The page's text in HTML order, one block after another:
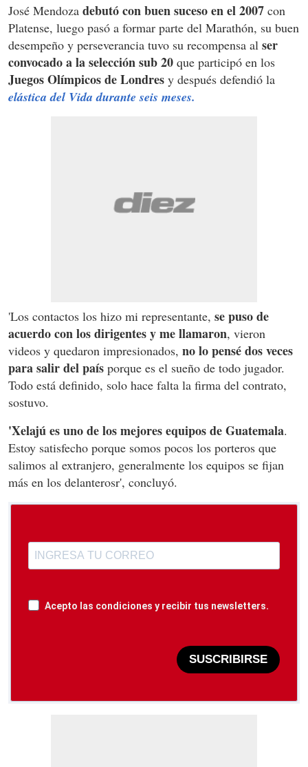
José Mendoza debutó con buen suceso en el 2007 con
Platense, luego pasó a formar parte del Marathón, su buen
desempeño y perseverancia tuvo su recompensa al ser
convocado a la selección sub 20 que participó en los
Juegos Olímpicos de Londres y después defendió la
elástica del Vida durante seis meses.
'Los contactos los hizo mi representante, se puso de
acuerdo con los dirigentes y me llamaron, vieron
videos y quedaron impresionados, no lo pensé dos veces
para salir del país porque es el sueño de todo jugador.
Todo está definido, solo hace falta la firma del contrato,
sostuvo.
'Xelajú es uno de los mejores equipos de Guatemala.
Estoy satisfecho porque somos pocos los porteros que
salimos al extranjero, generalmente los equipos se fijan
más en los delanterosr', concluyó.
Acepto las condiciones y recibir tus newsletters.
SUSCRIBIRSE